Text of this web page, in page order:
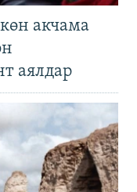
акчама
аялдар